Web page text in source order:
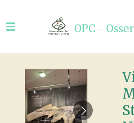
al
contenuto
OPC -